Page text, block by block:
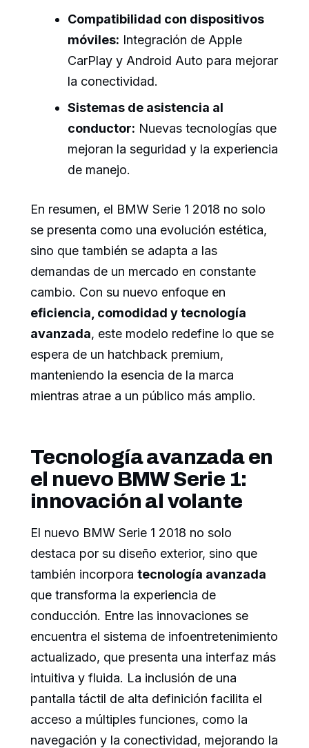
Compatibilidad con dispositivos
móviles: Integración de Apple
CarPlay y Android Auto para mejorar
la conectividad.
Sistemas de asistencia al
conductor: Nuevas tecnologías que
mejoran la seguridad y la experiencia
de manejo.
En resumen, el BMW Serie 1 2018 no solo
se presenta como una evolución estética,
sino que también se adapta a las
demandas de un mercado en constante
cambio. Con su nuevo enfoque en
eficiencia, comodidad y tecnología
avanzada, este modelo redefine lo que se
espera de un hatchback premium,
manteniendo la esencia de la marca
mientras atrae a un público más amplio.
Tecnología avanzada en
el nuevo BMW Serie 1:
innovación al volante
El nuevo BMW Serie 1 2018 no solo
destaca por su diseño exterior, sino que
también incorpora tecnología avanzada
que transforma la experiencia de
conducción. Entre las innovaciones se
encuentra el sistema de infoentretenimiento
actualizado, que presenta una interfaz más
intuitiva y fluida. La inclusión de una
pantalla táctil de alta definición facilita el
acceso a múltiples funciones, como la
navegación y la conectividad, mejorando la